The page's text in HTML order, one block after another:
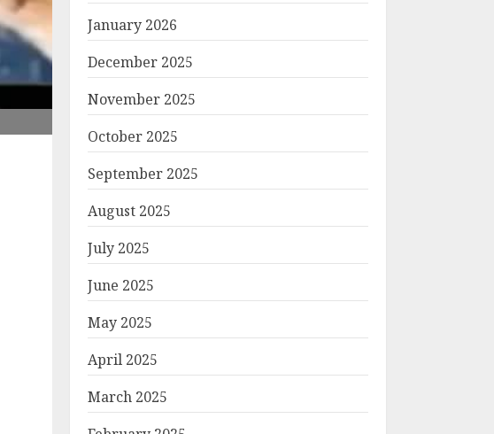
January 2026
December 2025
November 2025
October 2025
September 2025
August 2025
July 2025
June 2025
May 2025
April 2025
March 2025